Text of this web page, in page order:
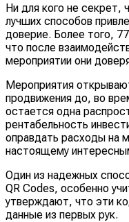
Ни для кого не секрет,
лучших способов
доверие. Более того,
что после
мероприятии они
Мероприятия
продвижения до, во
остается одна
рентабельность
оправдать расходы на
настоящему
Один из надежных
QR Codes, особенно
утверждают, что эти
данные из первых рук.